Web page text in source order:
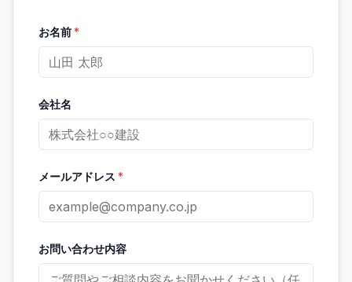
お名前 *
会社名
メールアドレス *
お問い合わせ内容